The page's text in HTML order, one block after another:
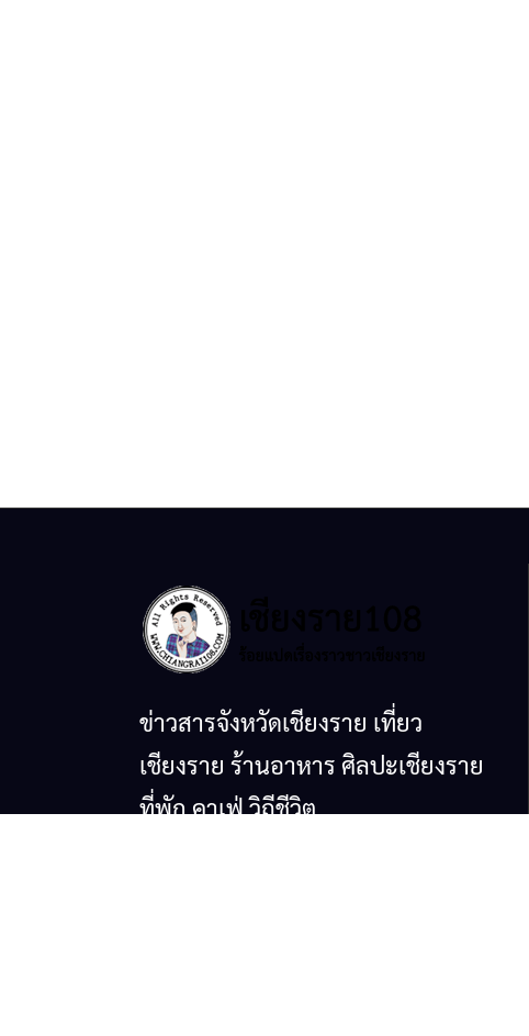
ข่าวสารจังหวัดเชียงราย เที่ยว
เชียงราย ร้านอาหาร ศิลปะเชียงราย
ที่พัก คาเฟ่ วิถีชีวิต